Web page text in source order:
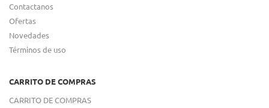
Contactanos
Ofertas
Novedades
Términos de uso
CARRITO DE COMPRAS
CARRITO DE COMPRAS